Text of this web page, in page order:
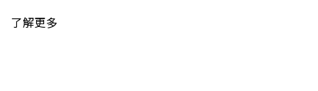
了解更多